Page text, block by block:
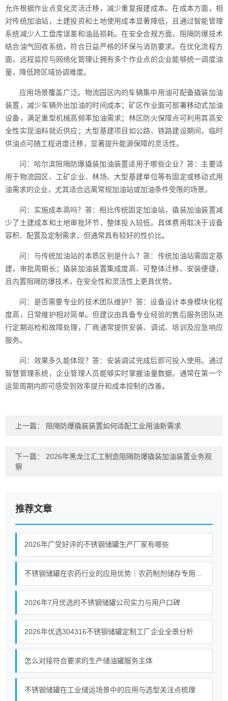
允许根据作业点变化灵活迁移，减少重复报建成本。在成本方面，相
对传统加油站，土建投资和土地使用成本显著降低，且通过智能管理
系统减少人工盘库误差和油品损耗。在安全合规方面，阻隔防爆技术
结合油气回收系统，符合日益严格的环保与消防要求。在优化流程方
面，远程监控与网络化管理让拥有多个作业点的企业能够统一调度油
量，降低跨区域协调难度。
应用场景覆盖广泛。物流园区内的车辆集中用油可配备撬装加油
装置，减少车辆外出加油的时间成本；矿区作业面可部署移动式加油
设备，满足重型机械高频率加油需求；林区防火保障点可利用其高安
全性实现油料就近供应；大型基建项目如公路、铁路建设期间，临时
供油点可随工程进度迁移，显著提升能源保障的灵活性。
问：哈尔滨阻隔防爆撬装加油装置适用于哪些企业？答：主要适
用于物流园区、工矿企业、林场、大型基建单位等有固定或移动式用
油需求的企业，尤其适合远离常规加油站或加油条件受限的场景。
问：实施成本高吗？答：相比传统固定加油站，撬装加油装置减
少了土建成本和土地审批环节，整体投入较低。具体费用取决于设备
容积、配置及定制需求，但通常具有较好的性价比。
问：与传统加油站的本质区别是什么？答：传统加油站需固定基
建，审批周期长；撬装加油装置集成度高、可整体迁移、安装便捷，
且内置阻隔防爆技术，在安全性和灵活性上更具优势。
问：是否需要专业的技术团队维护？答：设备设计本身模块化程
度高，日常维护相对简单。但建议由具备专业经验的售后服务团队进
行定期巡检和故障处理，厂商通常提供安装、调试、培训及应急响应
服务。
问：效果多久能体现？答：安装调试完成后即可投入使用。通过
智慧管理系统，企业管理人员能够实时掌握油量数据，通常在第一个
运营周期内即可感受到效率提升和成本控制的改善。
上一篇： 阻隔防爆撬装装置如何适配工业用油新需求
下一篇： 2026年黑龙江汇工制造阻隔防爆撬装加油装置业务观
察
推荐文章
2026年广受好评的不锈钢储罐生产厂家有哪些
2026年7月优选的不锈钢储罐公司实力与用户口碑
2026年优选304316不锈钢储罐定制工厂企业全景分析
怎么对接符合要求的生产储油罐服务主体
不锈钢储罐在工业储运场景中的应用与选型关注点梳理